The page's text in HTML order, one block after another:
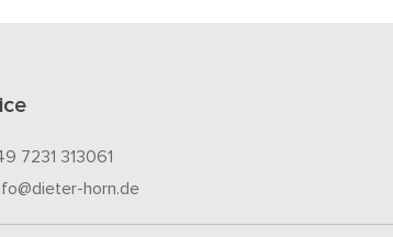
7231 313061
horn.de